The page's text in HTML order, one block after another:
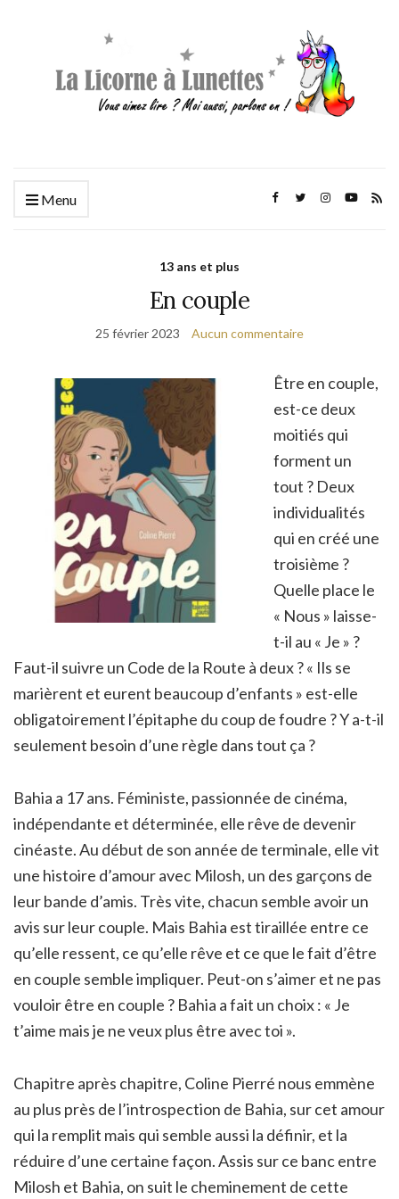
Menu
13 ans et plus
En couple
25 février 2023 Aucun commentaire
Être en couple,
est-ce deux
moitiés qui
forment un
tout ? Deux
individualités
qui en créé une
troisième ?
Quelle place le
« Nous » laisse-
t-il au « Je » ?
Faut-il suivre un Code de la Route à deux ? « Ils se
marièrent et eurent beaucoup d’enfants » est-elle
obligatoirement l’épitaphe du coup de foudre ? Y a-t-il
seulement besoin d’une règle dans tout ça ?
Bahia a 17 ans. Féministe, passionnée de cinéma,
indépendante et déterminée, elle rêve de devenir
cinéaste. Au début de son année de terminale, elle vit
une histoire d’amour avec Milosh, un des garçons de
leur bande d’amis. Très vite, chacun semble avoir un
avis sur leur couple. Mais Bahia est tiraillée entre ce
qu’elle ressent, ce qu’elle rêve et ce que le fait d’être
en couple semble impliquer. Peut-on s’aimer et ne pas
vouloir être en couple ? Bahia a fait un choix : « Je
t’aime mais je ne veux plus être avec toi ».
Chapitre après chapitre, Coline Pierré nous emmène
au plus près de l’introspection de Bahia, sur cet amour
qui la remplit mais qui semble aussi la définir, et la
réduire d’une certaine façon. Assis sur ce banc entre
Milosh et Bahia, on suit le cheminement de cette